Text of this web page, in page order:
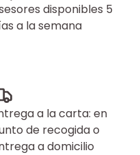
disponibles 5
a la semana
a la carta: en
de recogida o
a domicilio